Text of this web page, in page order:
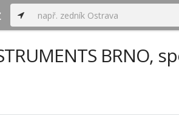
BRNO,